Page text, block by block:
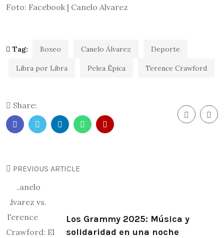
Foto: Facebook | Canelo Alvarez
Tag: Boxeo Canelo Álvarez Deporte
Libra por Libra Pelea Épica Terence Crawford
Share:
PREVIOUS ARTICLE
Los Grammy 2025: Música y
solidaridad en una noche